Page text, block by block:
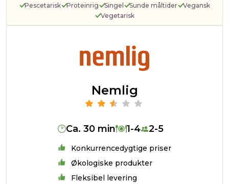
Pescetarisk
Proteinrig Singel Sunde måltider
Vegansk
Vegetarisk
Nemlig
Ca. 30 min 1-4 2-5
Konkurrencedygtige priser
Økologiske produkter
Fleksibel levering